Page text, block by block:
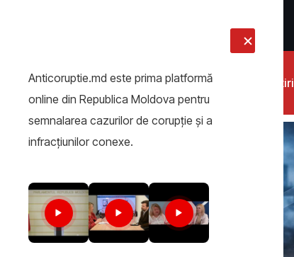
Știri
Anticoruptie.md este prima platformă
online din Republica Moldova pentru
semnalarea cazurilor de corupţie şi a
infracţiunilor conexe.